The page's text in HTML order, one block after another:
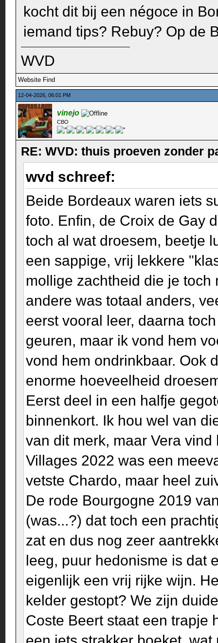
kocht dit bij een négoce in
iemand tips? Rebuy? Op de
WVD
Website Find
12-04-2026, 06:01 PM
vinejo
CBO
RE: WVD: thuis proeven zonder
wvd schreef:
Beide Bordeaux waren iets
foto. Enfin, de Croix de Gay
toch al wat droesem, beetje
een sappige, vrij lekkere
mollige zachtheid die je
andere was totaal anders,
eerst vooral leer, daarna
geuren, maar ik vond hem
vond hem ondrinkbaar. Ook
enorme hoeveelheid
Eerst deel in een halfje
binnenkort. Ik hou wel van
van dit merk, maar Vera
Villages 2022 was een
vetste Chardo, maar heel
De rode Bourgogne 2019
(was...?) dat toch een
zat en dus nog zeer
leeg, puur hedonisme is dat
eigenlijk een vrij rijke wijn.
kelder gestopt? We zijn
Coste Beert staat een trapje